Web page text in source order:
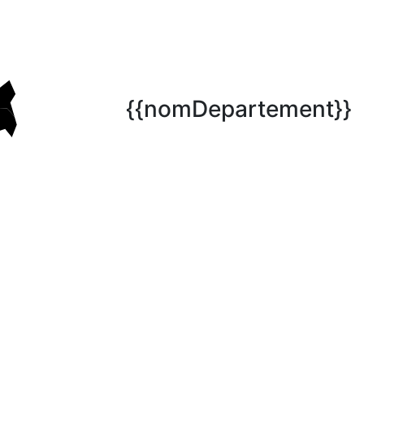
{{nomDepartement}}